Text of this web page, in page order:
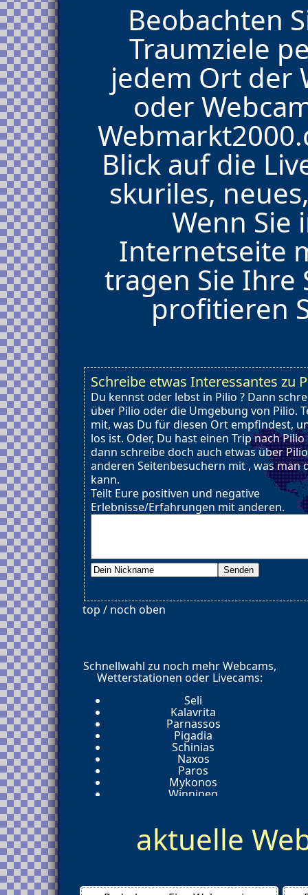
Beobachten
Traumziele
jedem Ort der
oder
Blick auf die
skuriles,
Wenn Sie
Internetseite
tragen Sie Ihre
profitieren
Schreibe etwas Interessantes zu
Du kennst oder lebst in Pilio ? Dann
über Pilio oder die Umgebung von Pilio.
mit, was Du für diesen Ort empfindest,
los ist. Oder, Du hast einen Trip nach
dann schreibe doch auch etwas über
anderen Seitenbesuchern mit , was man
kann.
Teilt Eure positiven und negative
Erlebnisse/Erfahrungen mit anderen.
top / noch oben
Schnellwahl zu noch mehr Webcams,
Wetterstationen oder Livecams:
Seli
Kalavrita
Parnassos
Pigadia
Schinias
Naxos
Paros
Mykonos
Winnipeg
Hersonissos
Halki
Athen
Symi
aktuelle